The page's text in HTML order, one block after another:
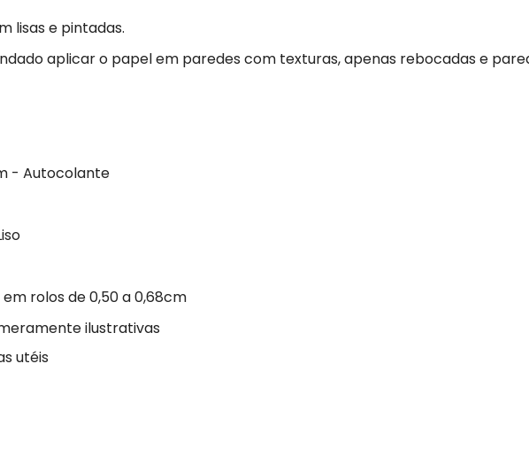
lisas e pintadas.
aplicar o papel em paredes com texturas, apenas rebocadas e
- Autocolante
rolos de 0,50 a 0,68cm
ilustrativas
utéis